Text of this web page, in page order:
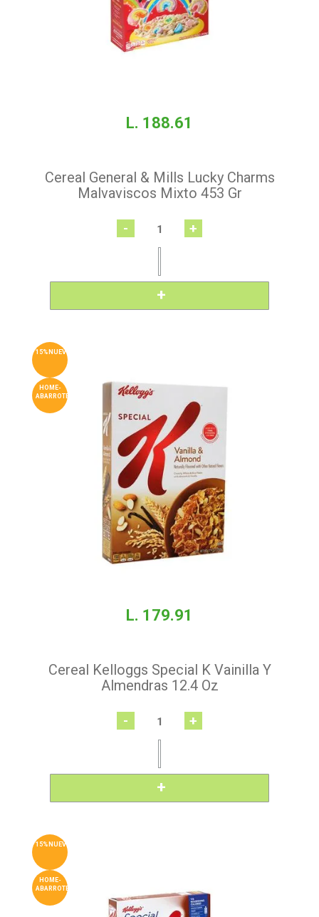
L. 188.61
Cereal General & Mills Lucky Charms
Malvaviscos Mixto 453 Gr
- +
15%NUEVO
HOME-
ABARROTES
L. 179.91
Cereal Kelloggs Special K Vainilla Y
Almendras 12.4 Oz
- +
15%NUEVO
HOME-
ABARROTES